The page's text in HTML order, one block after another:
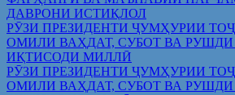
ДАВРОНИ ИСТИҚЛОЛ
РӮЗИ ПРЕЗИДЕНТИ ҶУМҲУРИИ
ОМИЛИ ВАҲДАТ, СУБОТ ВА
ИҚТИСОДИ МИЛЛӢ
РӮЗИ ПРЕЗИДЕНТИ ҶУМҲУРИИ
ОМИЛИ ВАҲДАТ, СУБОТ ВА